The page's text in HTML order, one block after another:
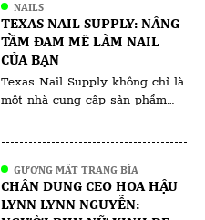
hướng trang điểm gần đây như
Latte Makeup, Strawberry
Makeup và những xu hướng
khác không chỉ mang tính
thẩm mỹ; chúng còn […]
NAILS
TEXAS NAIL SUPPLY: NÂNG
TẦM ĐAM MÊ LÀM NAIL
CỦA BẠN
Texas Nail Supply không chỉ là
một nhà cung cấp sản phẩm
từ tiệm nail chuyên nghiệp đến
những người yêu thích làm nail
tại nhà. Với cam kết về chất
GƯƠNG MẶT TRANG BÌA
CHÂN DUNG CEO HOA HẬU
LYNN LYNN NGUYỄN: